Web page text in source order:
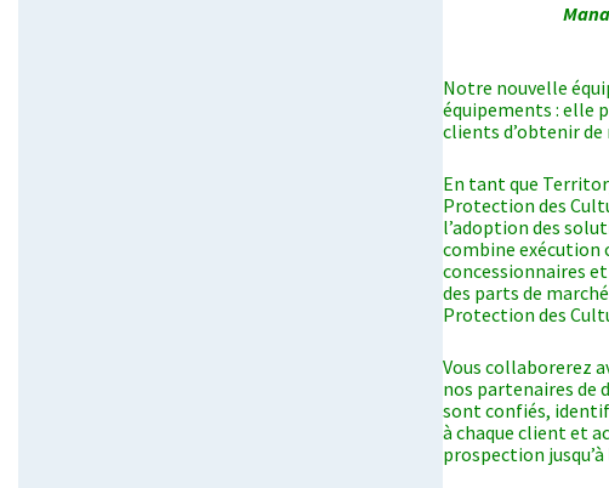
Notre nouvelle
équipements : elle
clients d’obtenir
En tant que
Protection des
l’adoption des
combine exécution
concessionnaires
des parts de
Protection des
Vous collaborerez
nos partenaires de
sont confiés,
à chaque client et
prospection